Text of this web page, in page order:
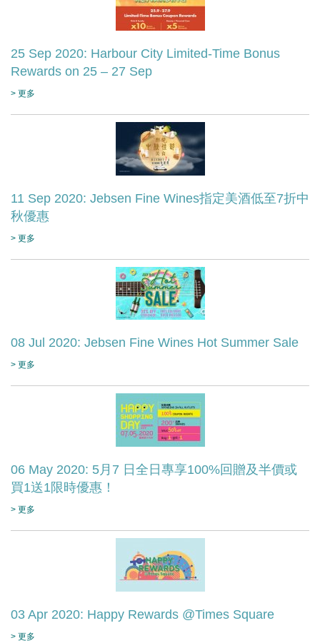
25 Sep 2020: Harbour City Limited-Time Bonus
Rewards on 25 – 27 Sep
> 更多
11 Sep 2020: Jebsen Fine Wines指定美酒低至7折中
秋優惠
> 更多
08 Jul 2020: Jebsen Fine Wines Hot Summer Sale
> 更多
06 May 2020: 5月7 日全日專享100%回贈及半價或
買1送1限時優惠！
> 更多
03 Apr 2020: Happy Rewards @Times Square
> 更多